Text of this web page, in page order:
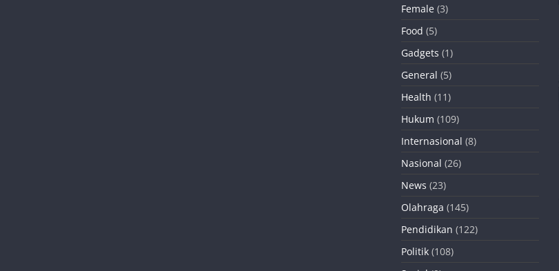
Female (3)
Food (5)
Gadgets (1)
General (5)
Health (11)
Hukum (109)
Internasional (8)
Nasional (26)
News (23)
Olahraga (145)
Pendidikan (122)
Politik (108)